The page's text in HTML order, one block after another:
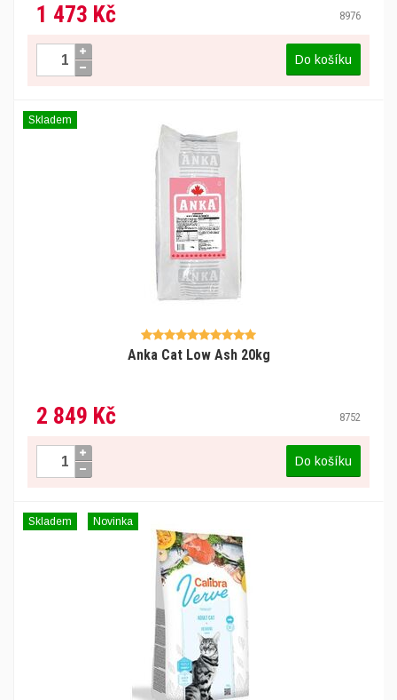
1 473 Kč 8976
Do košíku
Anka Cat Low Ash 20kg
2 849 Kč 8752
Skladem
Do košíku
Skladem Novinka